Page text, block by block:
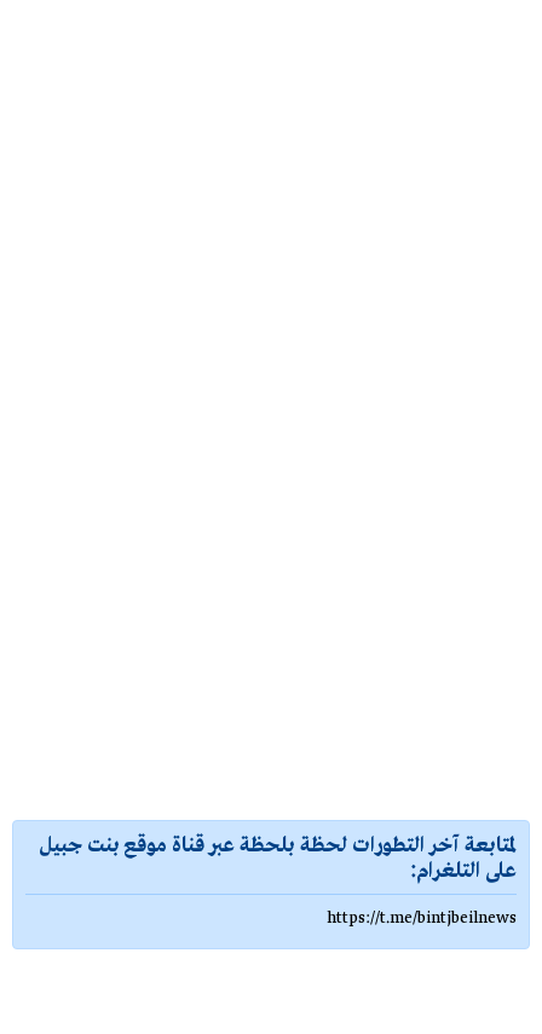
لمتابعة آخر التطورات لحظة بلحظة عبر قناة موقع بنت جبيل
على التلغرام:
https://t.me/bintjbeilnews